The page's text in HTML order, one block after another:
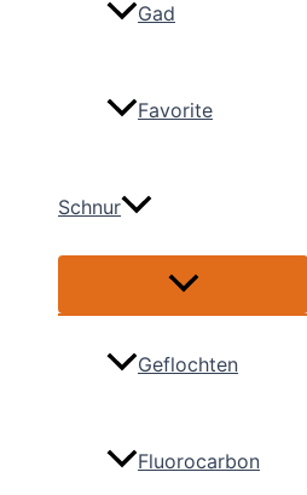
Gad
Favorite
Schnur
Menü
Geflochten
Fluorocarbon